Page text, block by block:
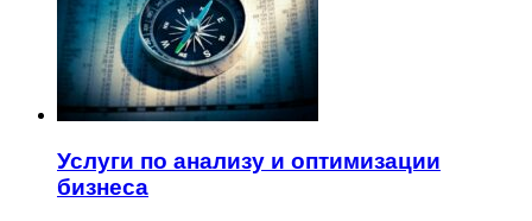
Услуги по анализу и оптимизации
бизнеса